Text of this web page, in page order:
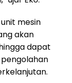
mesin
akan
dapat